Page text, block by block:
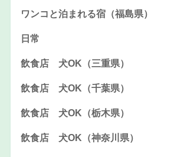
ワンコと泊まれる宿（福島県）
日常
飲食店 犬OK（三重県）
飲食店 犬OK（千葉県）
飲食店 犬OK（栃木県）
飲食店 犬OK（神奈川県）